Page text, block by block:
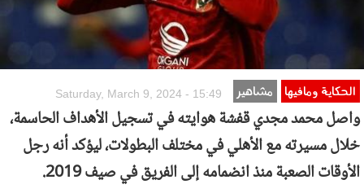
الحكاية ومافيها مشاهير Saturday, March 9, 2024 - 15:49
واصل محمد مجدي قفشة هوايته في تسجيل الأهداف الحاسمة،
خلال مسيرته مع الأهلي في مختلف البطولات، ليؤكد أنه رجل
الأوقات الصعبة منذ انضمامه إلى الفريق في صيف 2019.